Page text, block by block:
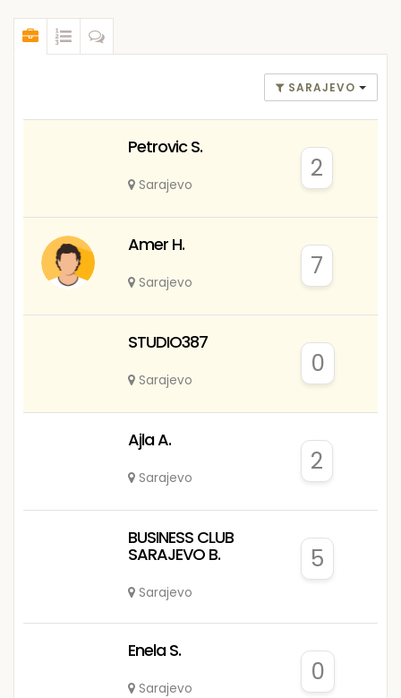
SARAJEVO
Petrovic S.
Sarajevo
2
Amer H.
Sarajevo
7
STUDIO387
Sarajevo
0
Ajla A.
Sarajevo
2
BUSINESS CLUB
SARAJEVO B.
Sarajevo
5
Enela S.
Sarajevo
0